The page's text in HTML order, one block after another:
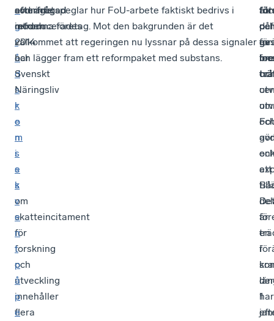
a
g
r
å
d
s
r
e
m
i
s
s
om
skatteincitament
för
forskning
och
utveckling
innehåller
flera
efterfrågad
reform
avdraget
introducerades
2014
har
Svenskt
Näringsliv
k
o
n
s
e
k
v
e
n
t
p
å
p
e
som inte speglar hur FoU-arbete faktiskt bedrivs i
moderna företag. Mot den bakgrunden är det
välkommet att regeringen nu lyssnar på dessa signaler
och lägger fram ett reformpaket med substans.
på
två
i
1
att
av
att
är
en
har